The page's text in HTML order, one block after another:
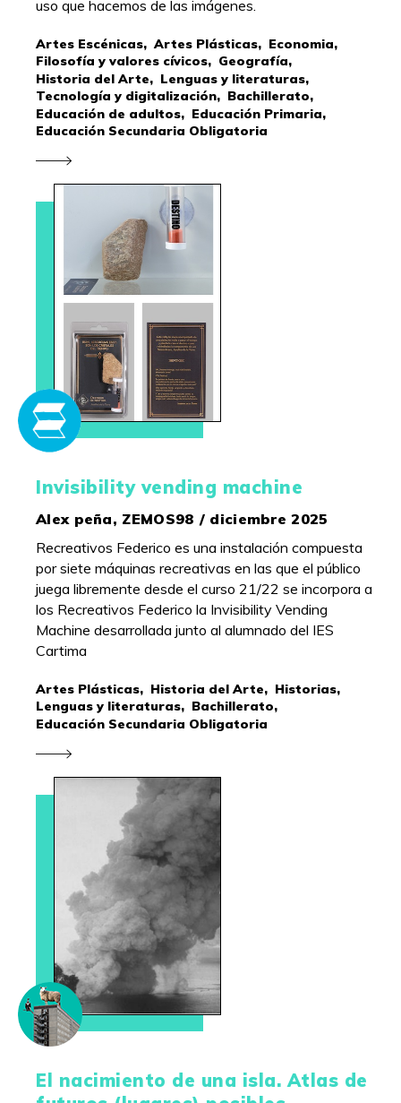
uso que hacemos de las imágenes.
Artes Escénicas, Artes Plásticas, Economia,
Filosofía y valores cívicos, Geografía,
Historia del Arte, Lenguas y literaturas,
Tecnología y digitalización, Bachillerato,
Educación de adultos, Educación Primaria,
Educación Secundaria Obligatoria
Invisibility vending machine
Alex peña, ZEMOS98 / diciembre 2025
Recreativos Federico es una instalación compuesta
por siete máquinas recreativas en las que el público
juega libremente desde el curso 21/22 se incorpora a
los Recreativos Federico la Invisibility Vending
Machine desarrollada junto al alumnado del IES
Cartima
Artes Plásticas, Historia del Arte, Historias,
Lenguas y literaturas, Bachillerato,
Educación Secundaria Obligatoria
El nacimiento de una isla. Atlas de